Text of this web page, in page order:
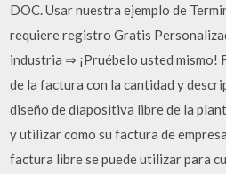
DOC. Usar nuestra ejemplo de
requiere registro Gratis
industria ⇒ ¡Pruébelo usted mismo!
de la factura con la cantidad y
diseño de diapositiva libre de la
y utilizar como su factura de
factura libre se puede utilizar para